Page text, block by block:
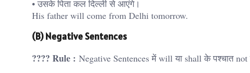
• उसके पिता कल दिल्ली से आएंगे।
His father will come from Delhi tomorrow.
(B) Negative Sentences
???? Rule : Negative Sentences में will या shall के पश्चात